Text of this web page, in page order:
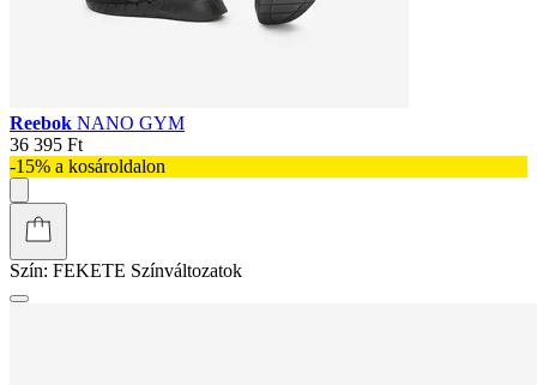
Reebok NANO GYM
36 395 Ft
-15% a kosároldalon
Szín: FEKETE Színváltozatok